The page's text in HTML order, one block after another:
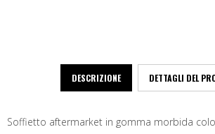
DESCRIZIONE DETTAGLI DEL
Soffietto aftermarket in gomma morbida